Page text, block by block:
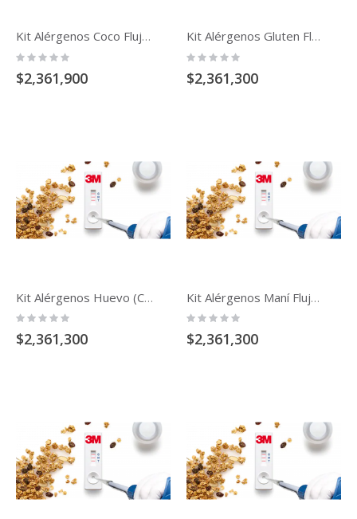
Kit Alérgenos Coco Flujo Lateral
Rating:
0%
$2,361,900
Kit Alérgenos Gluten Flujo Lateral
Rating:
0%
$2,361,300
Kit Alérgenos Huevo (Clara) Flujo Lateral
Rating:
0%
$2,361,300
Kit Alérgenos Maní Flujo Lateral
Rating:
0%
$2,361,300